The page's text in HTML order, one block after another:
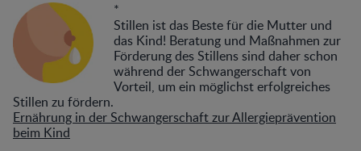
*
Stillen ist das Beste für die Mutter und
das Kind! Beratung und Maßnahmen zur
Förderung des Stillens sind daher schon
während der Schwangerschaft von
Vorteil, um ein möglichst erfolgreiches
Stillen zu fördern.
Ernährung in der Schwangerschaft zur Allergieprävention
beim Kind